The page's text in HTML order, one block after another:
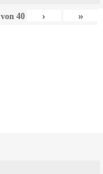
von 40 › »